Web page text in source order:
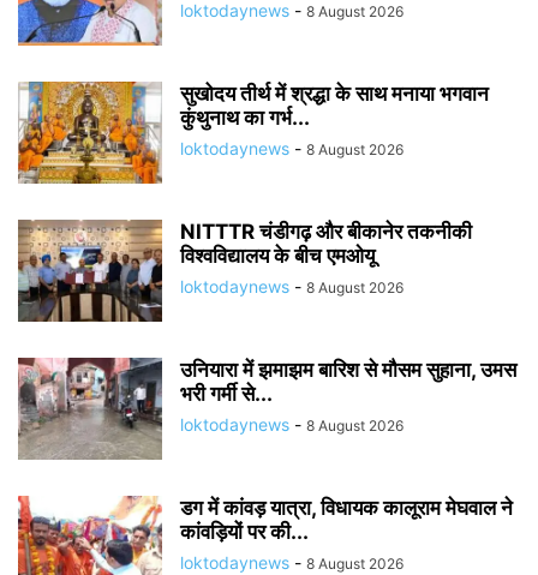
loktodaynews - 8 August 2026
सुखोदय तीर्थ में श्रद्धा के साथ मनाया भगवान
कुंथुनाथ का गर्भ...
loktodaynews - 8 August 2026
NITTTR चंडीगढ़ और बीकानेर तकनीकी
विश्वविद्यालय के बीच एमओयू
loktodaynews - 8 August 2026
उनियारा में झमाझम बारिश से मौसम सुहाना, उमस
भरी गर्मी से...
loktodaynews - 8 August 2026
डग में कांवड़ यात्रा, विधायक कालूराम मेघवाल ने
कांवड़ियों पर की...
loktodaynews - 8 August 2026